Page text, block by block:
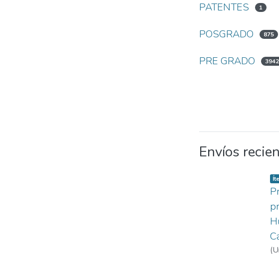
PATENTES 1
POSGRADO 875
PRE GRADO 3942
Envíos
(